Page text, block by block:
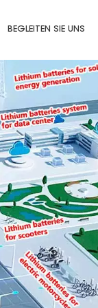
BEGLEITEN SIE UNS